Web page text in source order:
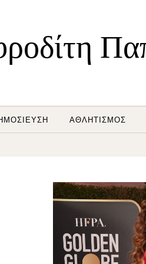
ΑΘΛΗΤΙΣΜΌΣ